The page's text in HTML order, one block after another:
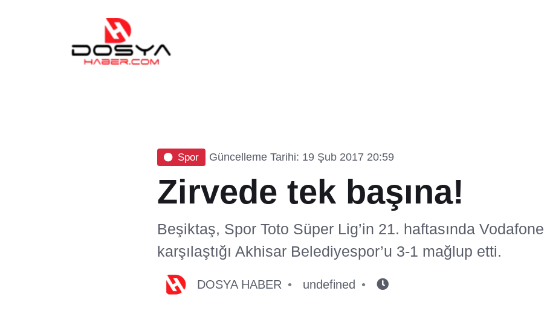
Spor Güncelleme Tarihi: 19 Şub 2017 20:59
Zirvede tek başına!
Beşiktaş, Spor Toto Süper Lig’in 21. haftasında Vodafone
karşılaştığı Akhisar Belediyespor’u 3-1 mağlup etti.
DOSYA HABER undefined